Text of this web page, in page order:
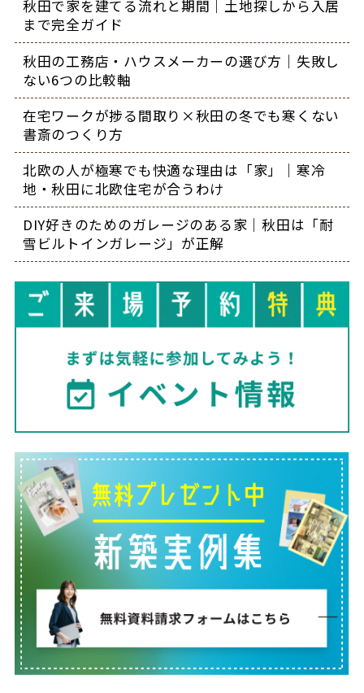
秋田で家を建てる流れと期間｜土地探しから入居
まで完全ガイド
秋田の工務店・ハウスメーカーの選び方｜失敗し
ない6つの比較軸
在宅ワークが捗る間取り×秋田の冬でも寒くない
書斎のつくり方
北欧の人が極寒でも快適な理由は「家」｜寒冷
地・秋田に北欧住宅が合うわけ
DIY好きのためのガレージのある家｜秋田は「耐
雪ビルトインガレージ」が正解